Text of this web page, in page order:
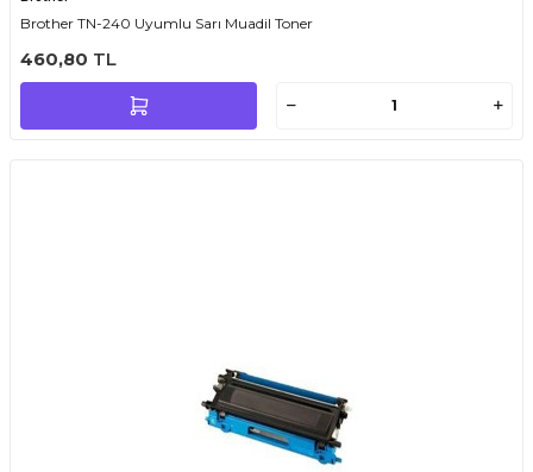
Brother TN-240 Uyumlu Sarı Muadil Toner
460,80 TL